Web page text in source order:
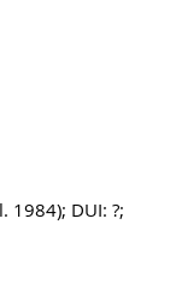
1984); DUI: ?;